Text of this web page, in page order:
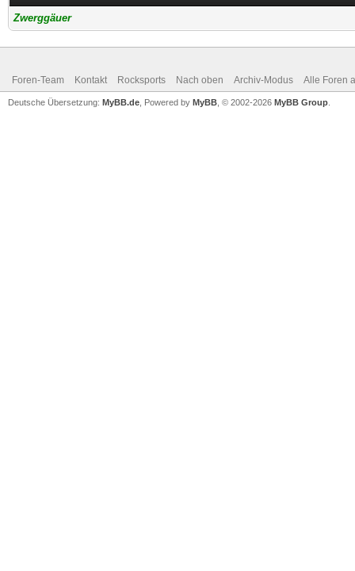
Zwerggäuer
Foren-Team Kontakt Rocksports Nach oben Archiv-Modus Alle Foren
Deutsche Übersetzung: MyBB.de , Powered by MyBB , © 2002-2026 MyBB Group